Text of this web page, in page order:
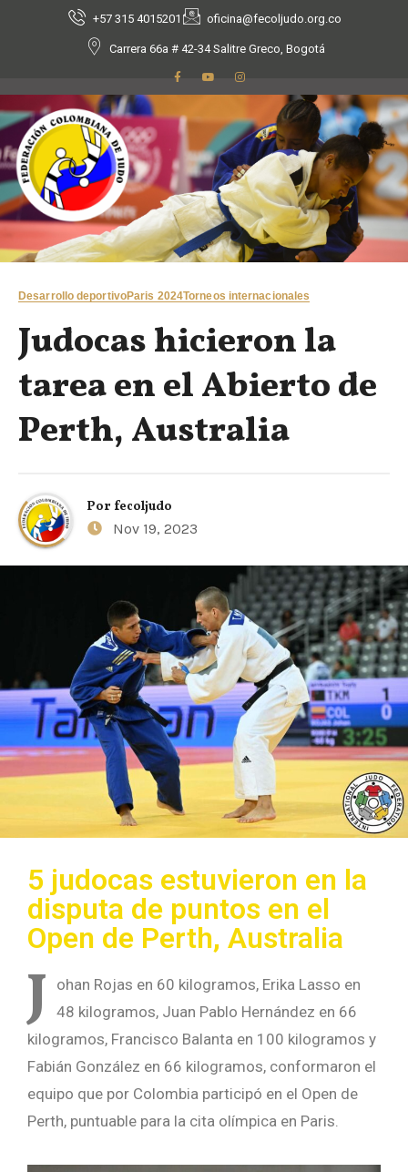
+57 315 4015201 oficina@fecoljudo.org.co
Carrera 66a # 42-34 Salitre Greco, Bogotá
Desarrollo deportivoParis 2024Torneos internacionales
Judocas hicieron la
tarea en el Abierto de
Perth, Australia
Por fecoljudo
Nov 19, 2023
5 judocas estuvieron en la
disputa de puntos en el
Open de Perth, Australia
J
ohan Rojas en 60 kilogramos, Erika Lasso en
48 kilogramos, Juan Pablo Hernández en 66
kilogramos, Francisco Balanta en 100 kilogramos y
Fabián González en 66 kilogramos, conformaron el
equipo que por Colombia participó en el Open de
Perth, puntuable para la cita olímpica en Paris.